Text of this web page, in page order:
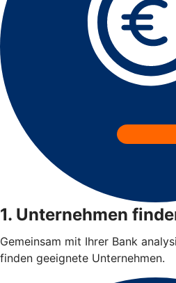
1. Unternehmen
Gemeinsam mit Ihrer Bank
finden geeignete Unternehmen.